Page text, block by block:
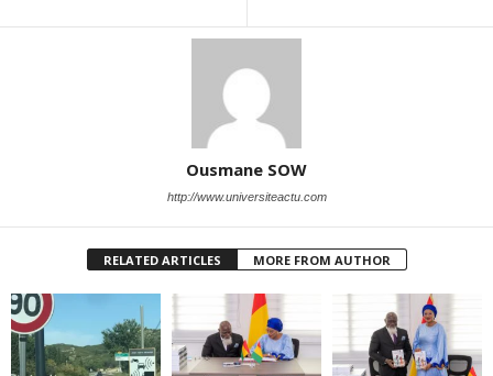
Ousmane SOW
http://www.universiteactu.com
RELATED ARTICLES MORE FROM AUTHOR